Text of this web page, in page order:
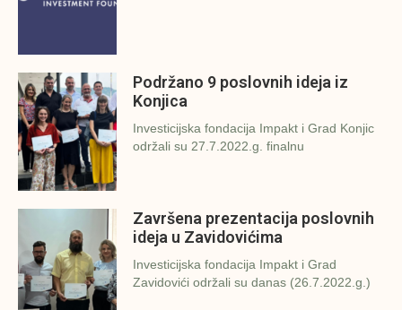
Podržano 9 poslovnih ideja iz
Konjica
Investicijska fondacija Impakt i Grad Konjic
održali su 27.7.2022.g. finalnu
Završena prezentacija poslovnih
ideja u Zavidovićima
Investicijska fondacija Impakt i Grad
Zavidovići održali su danas (26.7.2022.g.)